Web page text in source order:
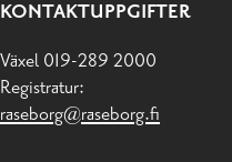
KONTAKTUPPGIFTER
Växel 019-289 2000
Registratur:
raseborg@raseborg.fi